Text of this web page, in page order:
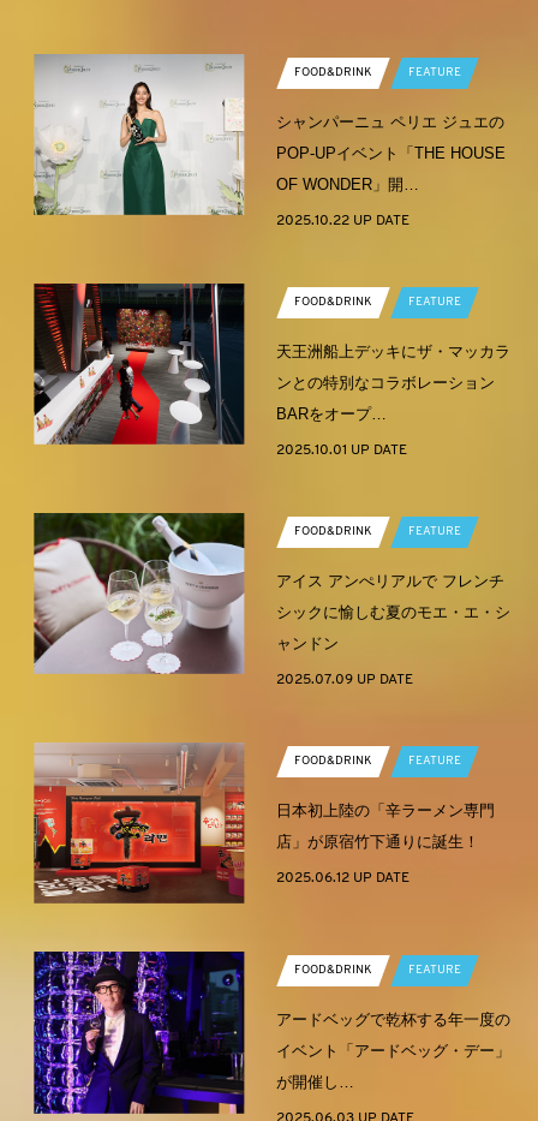
FOOD&DRINK FEATURE
シャンパーニュ ペリエ ジュエの
POP-UPイベント「THE HOUSE
OF WONDER」開…
2025.10.22 UP DATE
FOOD&DRINK FEATURE
天王洲船上デッキにザ・マッカラ
ンとの特別なコラボレーション
BARをオープ…
2025.10.01 UP DATE
FOOD&DRINK FEATURE
アイス アンぺリアルで フレンチ
シックに愉しむ夏のモエ・エ・シ
ャンドン
2025.07.09 UP DATE
FOOD&DRINK FEATURE
日本初上陸の「辛ラーメン専門
店」が原宿竹下通りに誕生！
2025.06.12 UP DATE
FOOD&DRINK FEATURE
アードベッグで乾杯する年一度の
イベント「アードベッグ・デー」
が開催し…